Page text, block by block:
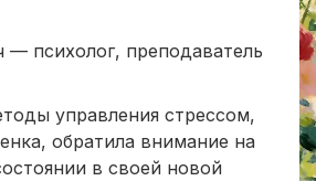
психолог, преподаватель
управления стрессом,
обратила внимание на
в своей новой